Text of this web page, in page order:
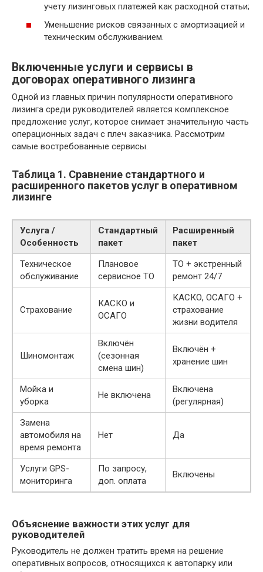
учету лизинговых платежей как расходной статьи;
Уменьшение рисков связанных с амортизацией и
техническим обслуживанием.
Включенные услуги и сервисы в
договорах оперативного лизинга
Одной из главных причин популярности оперативного
лизинга среди руководителей является комплексное
предложение услуг, которое снимает значительную часть
операционных задач с плеч заказчика. Рассмотрим
самые востребованные сервисы.
Таблица 1. Сравнение стандартного и
расширенного пакетов услуг в оперативном
лизинге
Услуга /
Особенность
Стандартный
пакет
Расширенный
пакет
Техническое
обслуживание
Плановое
сервисное ТО
ТО + экстренный
ремонт 24/7
Страхование
КАСКО и
ОСАГО
КАСКО, ОСАГО +
страхование
жизни водителя
Шиномонтаж
Включён
(сезонная
смена шин)
Включён +
хранение шин
Мойка и
уборка
Не включена
Включена
(регулярная)
Замена
автомобиля на
время ремонта
Нет Да
Услуги GPS-
мониторинга
По запросу,
доп. оплата
Включены
Объяснение важности этих услуг для
руководителей
Руководитель не должен тратить время на решение
оперативных вопросов, относящихся к автопарку или